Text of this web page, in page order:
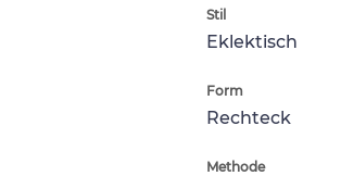
Stil
Eklektisch
Form
Rechteck
Methode